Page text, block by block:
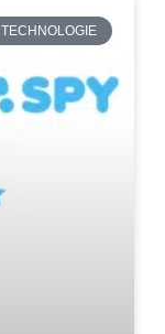
TECHNOLOGIE